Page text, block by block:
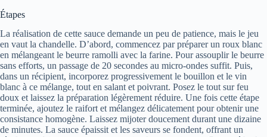
Étapes
La réalisation de cette sauce demande un peu de patience, mais le jeu
en vaut la chandelle. D’abord, commencez par préparer un roux blanc
en mélangeant le beurre ramolli avec la farine. Pour assouplir le beurre
sans efforts, un passage de 20 secondes au micro-ondes suffit. Puis,
dans un récipient, incorporez progressivement le bouillon et le vin
blanc à ce mélange, tout en salant et poivrant. Posez le tout sur feu
doux et laissez la préparation légèrement réduire. Une fois cette étape
terminée, ajoutez le raifort et mélangez délicatement pour obtenir une
consistance homogène. Laissez mijoter doucement durant une dizaine
de minutes. La sauce épaissit et les saveurs se fondent, offrant un